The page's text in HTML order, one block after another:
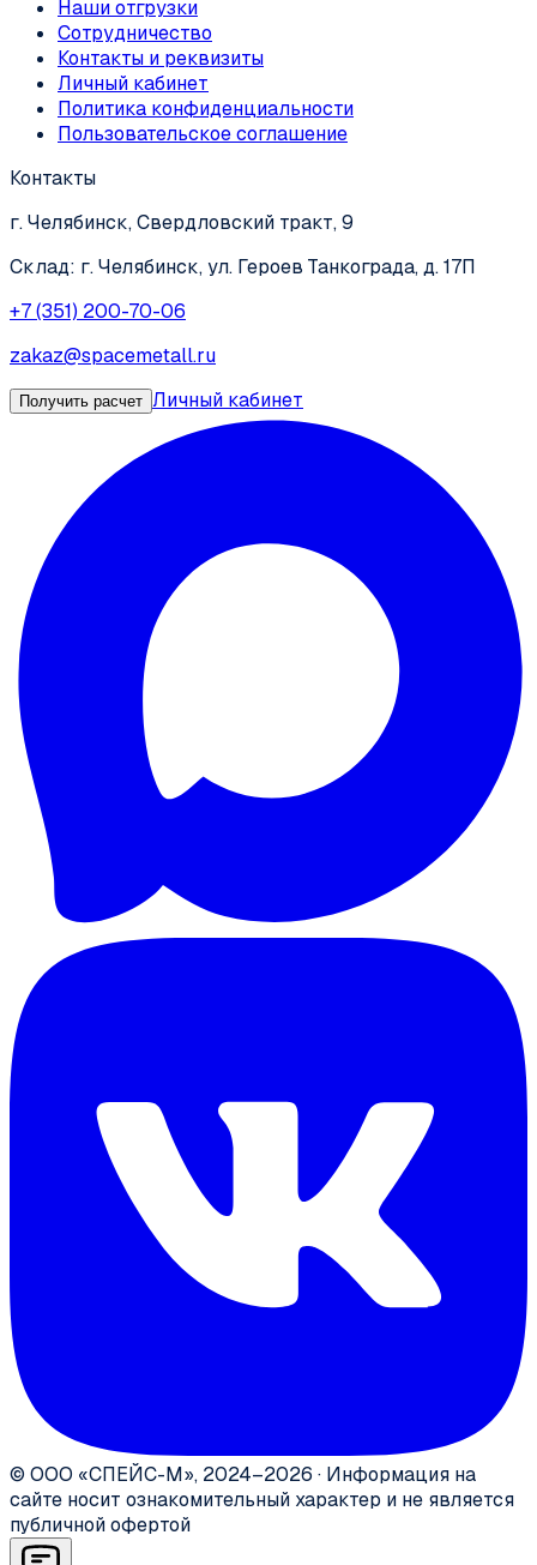
Наши отгрузки
Сотрудничество
Контакты и реквизиты
Личный кабинет
Политика конфиденциальности
Пользовательское соглашение
Контакты
г. Челябинск, Свердловский тракт, 9
Склад: г. Челябинск, ул. Героев Танкограда, д. 17П
+7 (351) 200-70-06
zakaz@spacemetall.ru
Получить расчет Личный кабинет
© ООО «СПЕЙС-М», 2024–2026 · Информация на
сайте носит ознакомительный характер и не является
публичной офертой